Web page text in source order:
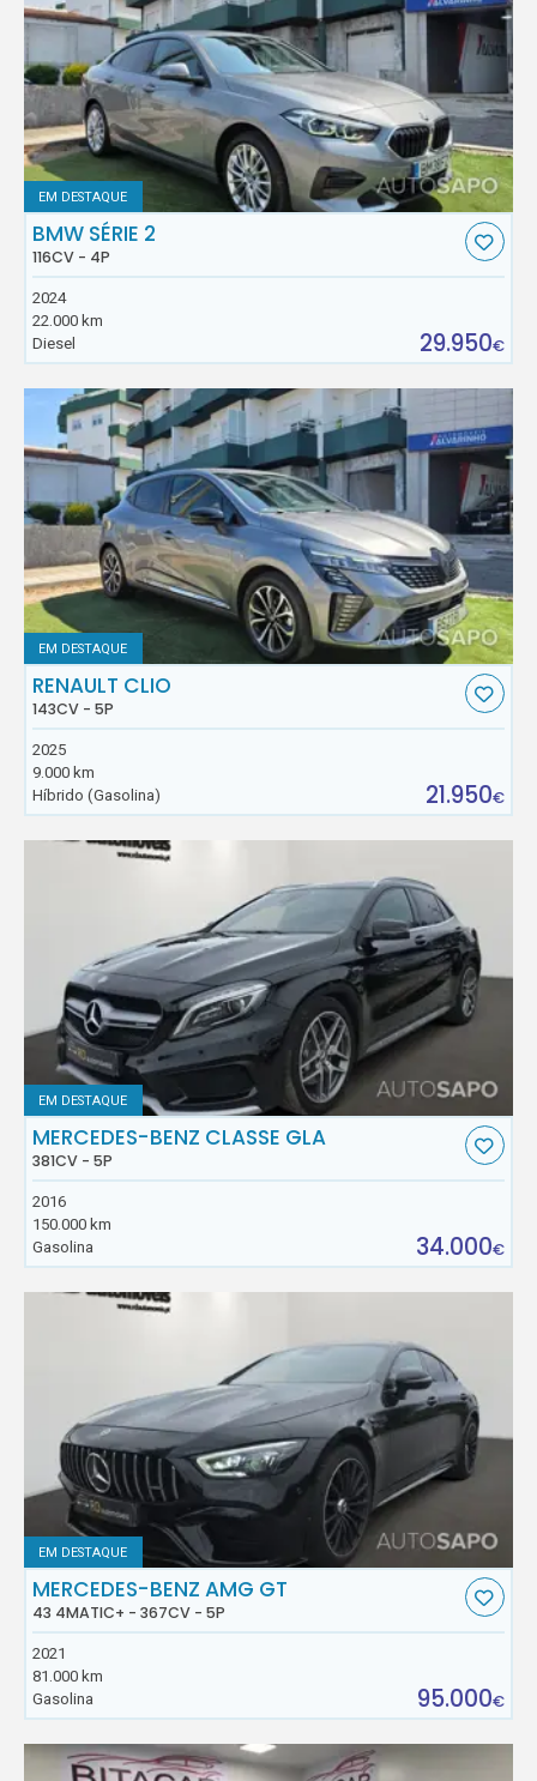
EM DESTAQUE
BMW SÉRIE 2
116CV - 4P
2024
22.000 km
Diesel
29.950€
EM DESTAQUE
RENAULT CLIO
143CV - 5P
2025
9.000 km
Híbrido (Gasolina)
21.950€
EM DESTAQUE
MERCEDES-BENZ CLASSE GLA
381CV - 5P
2016
150.000 km
Gasolina
34.000€
EM DESTAQUE
MERCEDES-BENZ AMG GT
43 4MATIC+ - 367CV - 5P
2021
81.000 km
Gasolina
95.000€